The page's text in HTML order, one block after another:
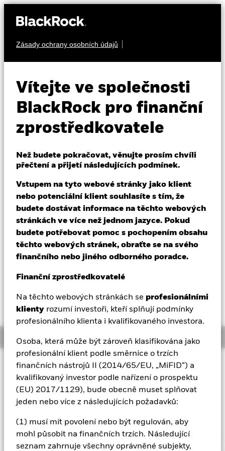
Zásady ochrany osobních údajů
Vítejte ve společnosti
BlackRock pro finanční
zprostředkovatele
Než budete pokračovat, věnujte prosím chvíli
přečtení a přijetí následujících podmínek.
Vstupem na tyto webové stránky jako klient
nebo potenciální klient souhlasíte s tím, že
budete dostávat informace na těchto webových
stránkách ve více než jednom jazyce. Pokud
budete potřebovat pomoc s pochopením obsahu
těchto webových stránek, obraťte se na svého
finančního nebo jiného odborného poradce.
Finanční zprostředkovatelé
Na těchto webových stránkách se profesionálními
klienty rozumí investoři, kteří splňují podmínky
profesionálního klienta i kvalifikovaného investora.
Osoba, která může být zároveň klasifikována jako
profesionální klient podle směrnice o trzích
finančních nástrojů II (2014/65/EU, „MiFID“) a
kvalifikovaný investor podle nařízení o prospektu
(EU) 2017/1129), bude obecně muset splňovat
jeden nebo více z následujících požadavků:
(1) musí mít povolení nebo být regulován, aby
mohl působit na finančních trzích. Následující
seznam zahrnuje všechny oprávněné subjekty,
Vzdělávání
Profesionální investoři
Czech Republic
Change location
BlackRock
iShares
Aladdin
EUED
iShares €
UltraShort Bond
ESG SRI UCITS
EUR 5,03
52 WK: 5,01 - 5,07
1 den změny NAV k 05-srp-26
EUR 0,00 (0,01%)
YTD: 1,36%
Vážený průměrný výnos do splatnosti k 05-srp-26
2,84%
Overview
INVESTIČNÍ CÍL
Cílem fondu je dosahovat výnosu z vašich investic
prostřednictvím kombinace růstu kapitálu a výnosů z aktiv
fondu, který odráží návratnost indexu iBoxx MSCI ESG SRI
referenčním indexem fondu.